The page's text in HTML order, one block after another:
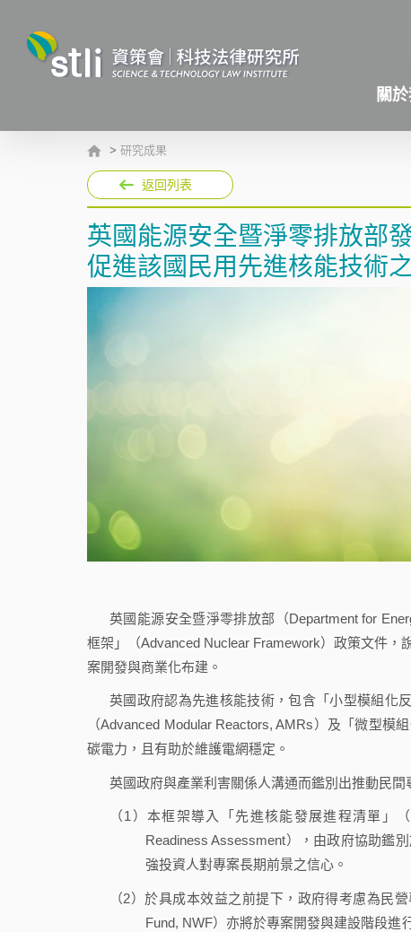
關
> 研究成果
返回列表
英國能源安全暨淨零排放部
促進該國民用先進核能技術
英國能源安全暨淨零排放部（Department for
框架」（Advanced Nuclear Framework）政策文件
案開發與商業化布建。
英國政府認為先進核能技術，包含「小型模組化
（Advanced Modular Reactors, AMRs）及「微型
碳電力，且有助於維護電網穩定。
英國政府與產業利害關係人溝通而鑑別出推動民
（1）本框架導入「先進核能發展進程清單」
Readiness Assessment），由政府協助鑑
強投資人對專案長期前景之信心。
（2）於具成本效益之前提下，政府得考慮為民
Fund, NWF）亦將於專案開發與建設階段